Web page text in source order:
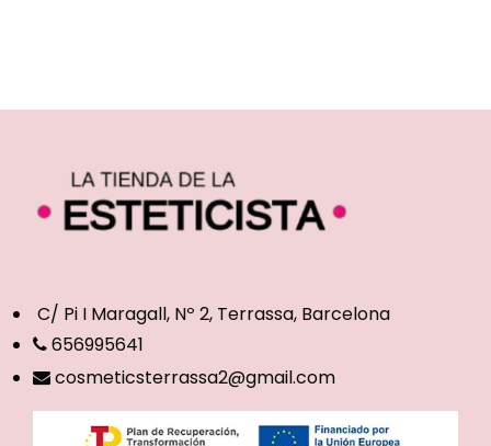
C/ Pi I Maragall, Nº 2, Terrassa, Barcelona
656995641
cosmeticsterrassa2@gmail.com